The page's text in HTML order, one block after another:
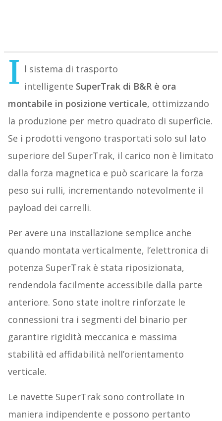
I l sistema di trasporto
intelligente SuperTrak di B&R è ora
montabile in posizione verticale, ottimizzando
la produzione per metro quadrato di superficie.
Se i prodotti vengono trasportati solo sul lato
superiore del SuperTrak, il carico non è limitato
dalla forza magnetica e può scaricare la forza
peso sui rulli, incrementando notevolmente il
payload dei carrelli.
Per avere una installazione semplice anche
quando montata verticalmente, l’elettronica di
potenza SuperTrak è stata riposizionata,
rendendola facilmente accessibile dalla parte
anteriore. Sono state inoltre rinforzate le
connessioni tra i segmenti del binario per
garantire rigidità meccanica e massima
stabilità ed affidabilità nell’orientamento
verticale.
Le navette SuperTrak sono controllate in
maniera indipendente e possono pertanto